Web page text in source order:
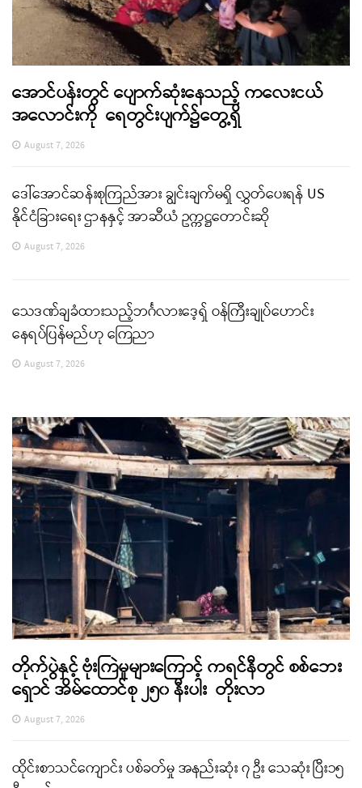
အောင်ပန်းတွင် ပျောက်ဆုံးနေသည့် ကလေးငယ်
အလောင်းကို ရေတွင်းပျက်၌တွေ့ရှိ
August 7, 2026
ဒေါ်အောင်ဆန်းစုကြည်အား ချွင်းချက်မရှိ လွှတ်ပေးရန် US
နိုင်ငံခြားရေး ဌာနနှင့် အာဆီယံ ဥက္ကဋ္ဌတောင်းဆို
August 7, 2026
သေဒဏ်ချခံထားသည့်ဘင်္ဂလားဒေ့ရှ် ဝန်ကြီးချုပ်ဟောင်း
နေရပ်ပြန်မည်ဟု ကြေညာ
August 7, 2026
တိုက်ပွဲနှင့် ဗုံးကြဲမှုများကြောင့် ကရင်နီတွင် စစ်ဘေး
ရှောင် အိမ်ထောင်စု ၂၅၀ နီးပါး တိုးလာ
August 7, 2026
ထိုင်းစာသင်ကျောင်း ပစ်ခတ်မှု အနည်းဆုံး ၇ ဦး သေဆုံး ပြီး၁၅